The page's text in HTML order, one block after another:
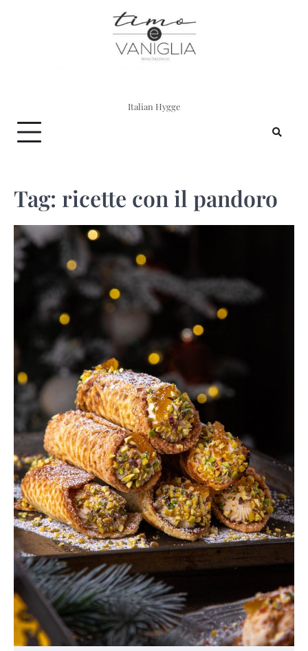
Italian Hygge
Tag: ricette con il pandoro